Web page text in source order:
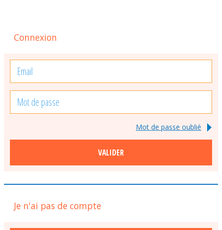
Connexion
Mot de passe oublié
VALIDER
Je n'ai pas de compte